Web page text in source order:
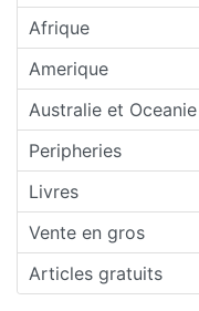
Afrique
Amerique
Australie et Oceanie
Peripheries
Livres
Vente en gros
Articles gratuits